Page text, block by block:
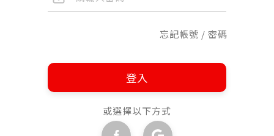
忘記帳號 / 密碼
登入
或選擇以下方式